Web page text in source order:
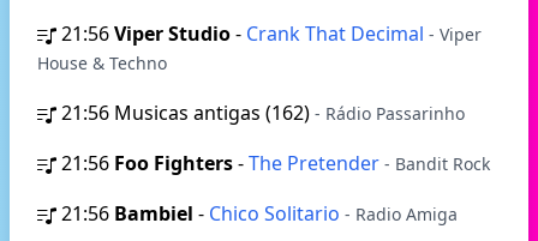
21:56Viper Studio- Crank That Decimal - Viper
House & Techno
21:56 Musicas antigas (162) - Rádio Passarinho
21:56 Foo Fighters-The Pretender - Bandit Rock
21:56 Bambiel - Chico Solitario - Radio Amiga